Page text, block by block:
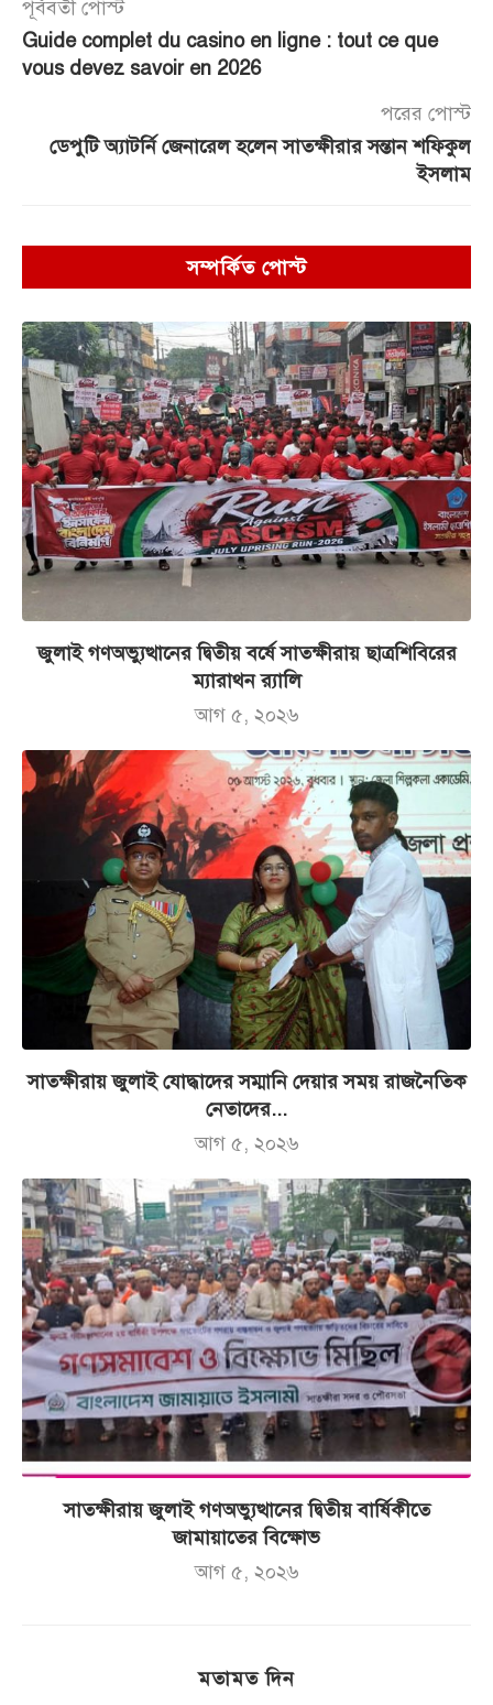
পূর্ববর্তী পোস্ট
Guide complet du casino en ligne : tout ce que
vous devez savoir en 2026
পরের পোস্ট
ডেপুটি অ্যাটর্নি জেনারেল হলেন সাতক্ষীরার সন্তান শফিকুল
ইসলাম
সম্পর্কিত পোস্ট
জুলাই গণঅভ্যুত্থানের দ্বিতীয় বর্ষে সাতক্ষীরায় ছাত্রশিবিরের
ম্যারাথন র‌্যালি
আগ ৫, ২০২৬
সাতক্ষীরায় জুলাই যোদ্ধাদের সম্মানি দেয়ার সময় রাজনৈতিক
নেতাদের...
আগ ৫, ২০২৬
সাতক্ষীরায় জুলাই গণঅভ্যুত্থানের দ্বিতীয় বার্ষিকীতে
জামায়াতের বিক্ষোভ
আগ ৫, ২০২৬
মতামত দিন